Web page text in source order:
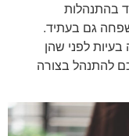
בהתנהלות
גם בעתיד.
לפני שהן
להתנהל בצורה